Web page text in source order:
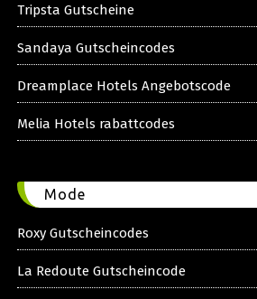
Tripsta Gutscheine
Sandaya Gutscheincodes
Dreamplace Hotels Angebotscode
Melia Hotels rabattcodes
Mode
Roxy Gutscheincodes
La Redoute Gutscheincode